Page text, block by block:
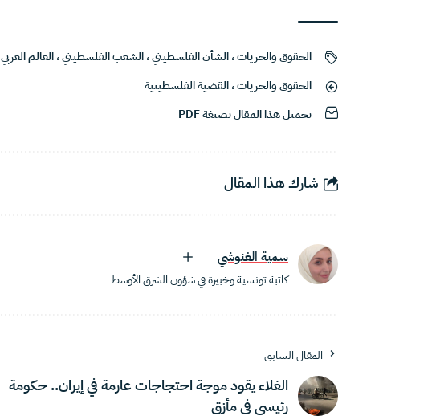
الحقوق والحريات،الشأن الفلسطيني،الشعب الفلسطيني،العالم العربي
الحقوق والحريات،القضية الفلسطينية
تحميل هذا المقال بصيغة PDF
شارك هذا المقال
سمية الغنوشي
كاتبة تونسية وخبيرة في شؤون الشرق الأوسط
المقال السابق
الغلاء يقود موجة احتجاجات عارمة في إيران.. حكومة
رئيسي في مأزق